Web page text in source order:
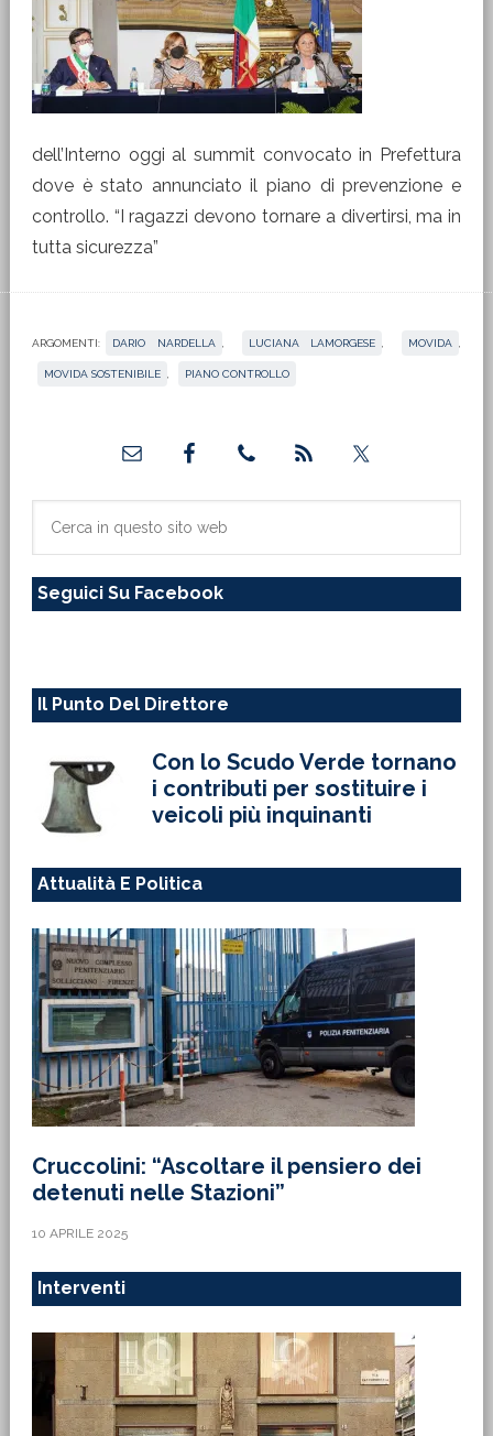
dell’Interno oggi al summit convocato in Prefettura
dove è stato annunciato il piano di prevenzione e
controllo. “I ragazzi devono tornare a divertirsi, ma in
tutta sicurezza”
ARGOMENTI: DARIO NARDELLA LUCIANA LAMORGESE MOVIDA
MOVIDA SOSTENIBILE PIANO CONTROLLO
primaria
sito
Seguici Su Facebook
Il Punto Del Direttore
Con lo Scudo Verde tornano
i contributi per sostituire i
veicoli più inquinanti
Attualità E Politica
Cruccolini: “Ascoltare il pensiero dei
detenuti nelle Stazioni”
10 APRILE 2025
Interventi